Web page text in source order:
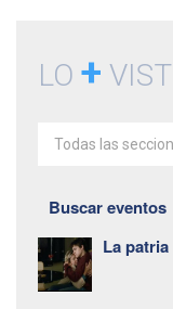
LO +
Todas las
Buscar eventos
La